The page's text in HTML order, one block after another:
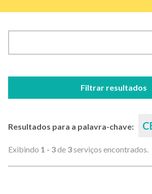
Filtrar resultados
Resultados para a palavra-chave:
Exibindo 1 - 3de 3serviços encontrados.